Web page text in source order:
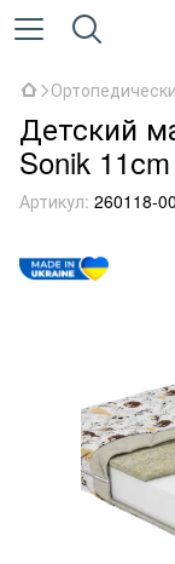
Детский
Sonik 11сm
Артикул: 260118-